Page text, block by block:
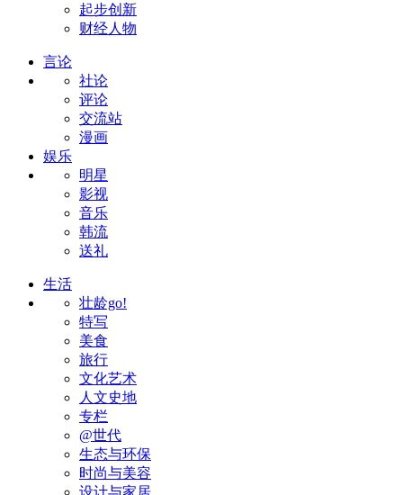
起步创新
财经人物
言论
社论
评论
交流站
漫画
娱乐
明星
影视
音乐
韩流
送礼
生活
壮龄go!
特写
美食
旅行
文化艺术
人文史地
专栏
@世代
生态与环保
时尚与美容
设计与家居